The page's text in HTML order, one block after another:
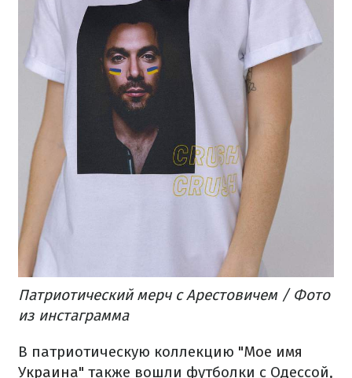
Патриотический мерч с Арестовичем / Фото
из инстаграмма
В патриотическую коллекцию "Мое имя
Украина" также вошли футболки с Одессой,